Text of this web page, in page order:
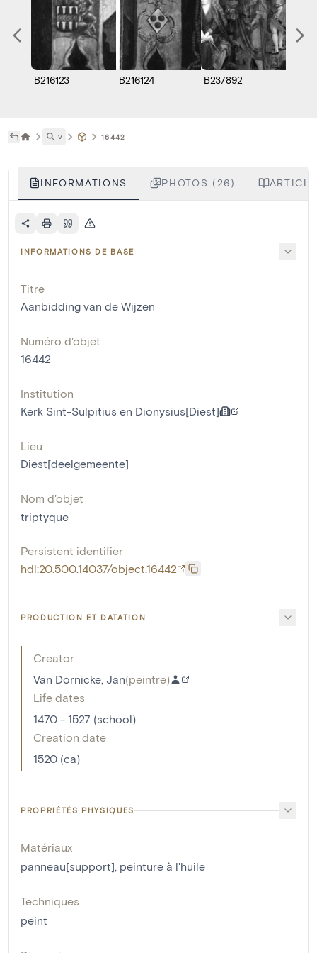
B216123 B216124 B237892
˅ 16442
INFORMATIONS PHOTOS (26)
INFORMATIONS DE BASE
Titre
Aanbidding van de Wijzen
Numéro d'objet
16442
Institution
Kerk Sint-Sulpitius en Dionysius[Diest]
Lieu
Diest[deelgemeente]
Nom d'objet
triptyque
Persistent identifier
hdl:20.500.14037/object.16442
PRODUCTION ET DATATION
Creator
Van Dornicke, Jan(peintre)
Life dates
1470 - 1527 (school)
Creation date
1520 (ca)
PROPRIÉTÉS PHYSIQUES
Matériaux
panneau[support], peinture à l'huile
Techniques
peint